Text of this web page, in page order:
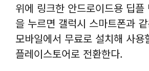
위에 링크한 안드로이드용 딥
을 누르면 갤럭시 스마트폰과
모바일에서 무료로 설치해 사
플레이스토어로 전환한다.